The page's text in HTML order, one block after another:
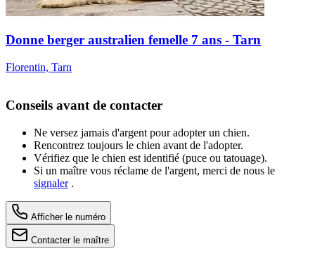
Donne berger australien femelle 7 ans - Tarn
Florentin, Tarn
Conseils avant de contacter
Ne versez jamais d'argent pour adopter un chien.
Rencontrez toujours le chien avant de l'adopter.
Vérifiez que le chien est identifié (puce ou tatouage).
Si un maître vous réclame de l'argent, merci de nous le
signaler.
Afficher le numéro
Contacter le maître